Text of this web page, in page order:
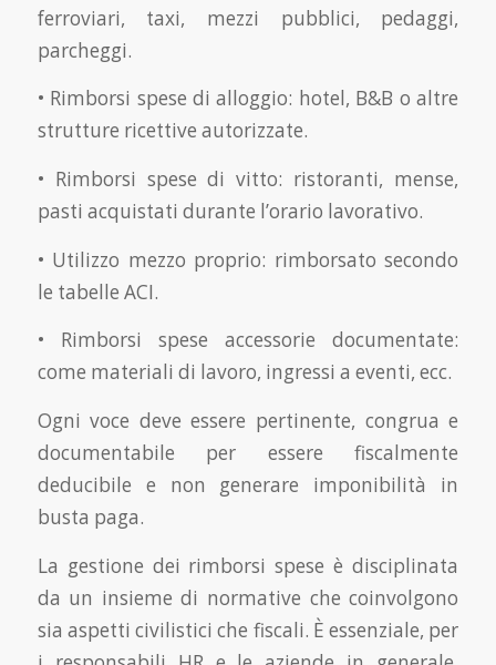
ferroviari, taxi, mezzi pubblici, pedaggi,
parcheggi.
• Rimborsi spese di alloggio: hotel, B&B o altre
strutture ricettive autorizzate.
• Rimborsi spese di vitto: ristoranti, mense,
pasti acquistati durante l’orario lavorativo.
• Utilizzo mezzo proprio: rimborsato secondo
le tabelle ACI.
• Rimborsi spese accessorie documentate:
come materiali di lavoro, ingressi a eventi, ecc.
Ogni voce deve essere pertinente, congrua e
documentabile per essere fiscalmente
deducibile e non generare imponibilità in
busta paga.
La gestione dei rimborsi spese è disciplinata
da un insieme di normative che coinvolgono
sia aspetti civilistici che fiscali. È essenziale, per